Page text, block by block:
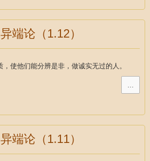
异端论（1.12）
使他们能分辨是非，做诚实无过的人。
…
异端论（1.11）